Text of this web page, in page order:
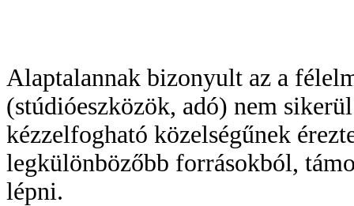
Alaptalannak bizonyult az a
(stúdióeszközök, adó) nem
kézzelfogható közelségűnek
legkülönbözőbb forrásokból,
lépni.